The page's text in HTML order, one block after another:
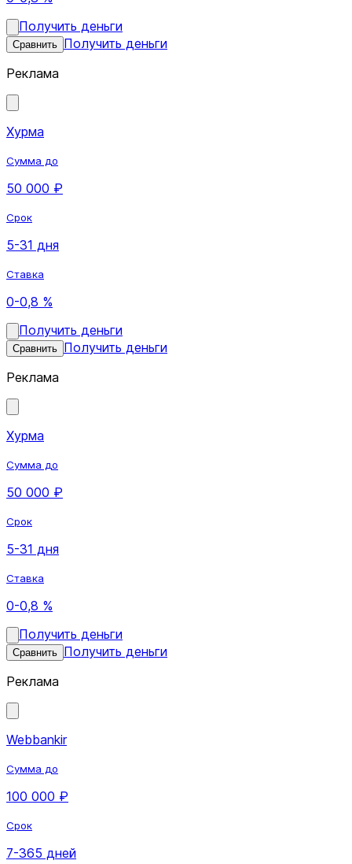
Получить деньги
Сравнить Получить деньги
Реклама
Хурма
Сумма до
50 000 ₽
Срок
5-31 дня
Ставка
0-0,8 %
Получить деньги
Сравнить Получить деньги
Реклама
Хурма
Сумма до
50 000 ₽
Срок
5-31 дня
Ставка
0-0,8 %
Получить деньги
Сравнить Получить деньги
Реклама
Webbankir
Сумма до
100 000 ₽
Срок
7-365 дней